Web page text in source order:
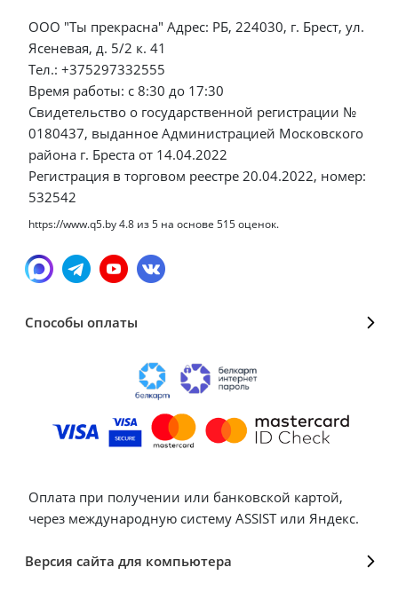
ООО "Ты прекрасна" Адрес: РБ, 224030, г. Брест, ул.
Ясеневая, д. 5/2 к. 41
Тел.: +375297332555
Время работы: с 8:30 до 17:30
Свидетельство о государственной регистрации №
0180437, выданное Администрацией Московского
района г. Бреста от 14.04.2022
Регистрация в торговом реестре 20.04.2022, номер:
532542
https://www.q5.by4.8 из5 на основе 515оценок.
Способы оплаты
Оплата при получении или банковской картой,
через международную систему ASSIST или Яндекс.
Версия сайта для компьютера